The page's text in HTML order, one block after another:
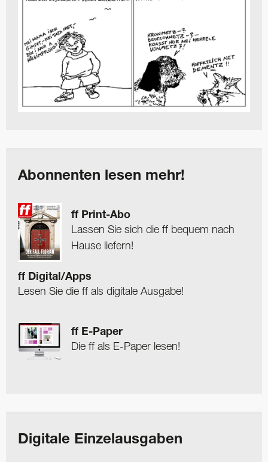
Abonnenten lesen mehr!
ff Print-Abo
Lassen Sie sich die ff bequem nach
Hause liefern!
ff Digital/Apps
Lesen Sie die ff als digitale Ausgabe!
ff E-Paper
Die ff als E-Paper lesen!
Digitale Einzelausgaben